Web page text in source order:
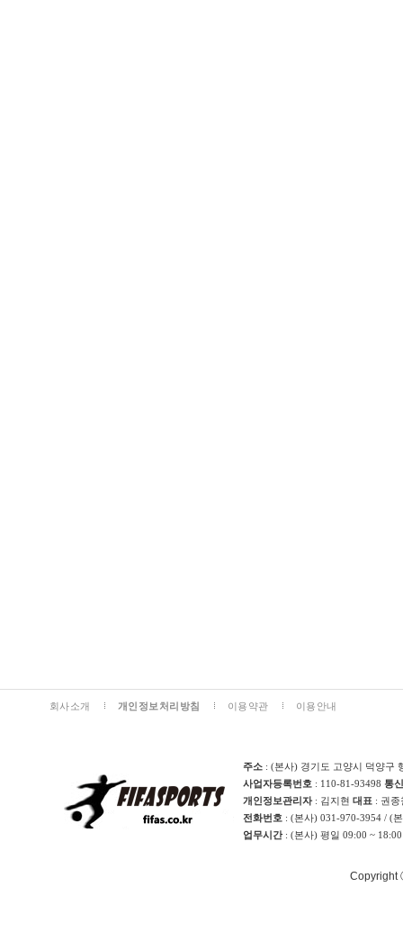
회사소개 개인정보처리방침 이용약관 이용안내
주소 : (본사) 경기도 고양시 덕양구
사업자등록번호 : 110-81-93498 통
개인정보관리자: 김지현 대표 : 권
전화번호 : (본사) 031-970-3954 / (
업무시간: (본사) 평일 09:00 ~